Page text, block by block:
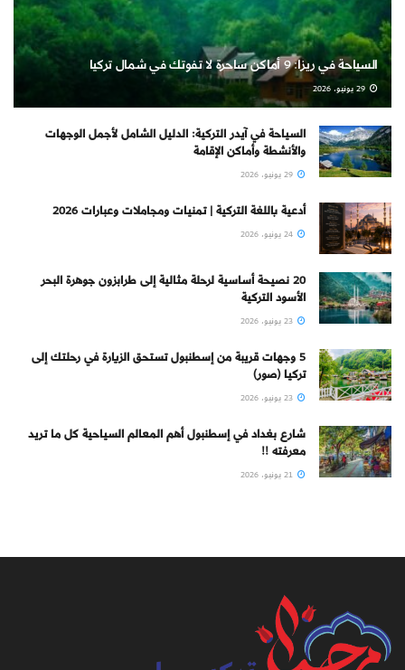
السياحة في ريزا: 9 أماكن ساحرة لا تفوتك في شمال تركيا
السياحة في آيدر التركية: الدليل الشامل لأجمل الوجهات
والأنشطة وأماكن الإقامة
أدعية باللغة التركية | تمنيات ومجاملات وعبارات 2026
20 نصيحة أساسية لرحلة مثالية إلى طرابزون جوهرة البحر
الأسود التركية
5 وجهات قريبة من إسطنبول تستحق الزيارة في رحلتك إلى
تركيا (صور)
شارع بغداد في إسطنبول أهم المعالم السياحية كل ما تريد
معرفته !!